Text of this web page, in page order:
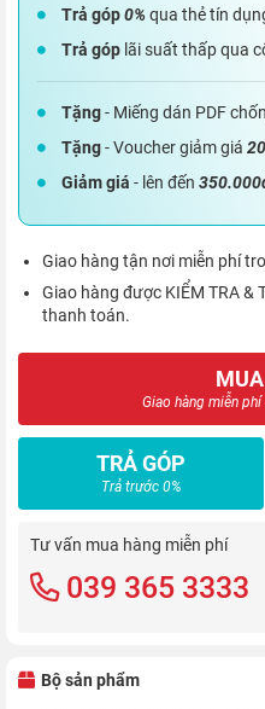
Trả góp0%qua thẻ tín
Trả góp lãi suất thấp qua
Tặng- Miếng dán PDF
Tặng- Voucher giảm giá
Giảm giá - lên đến
Giao hàng tận nơi miễn phí
Giao hàng được KIỂM TRA &
thanh toán.
Giao hàng miễn
TRẢ GÓP
Trả trước 0%
Tư vấn mua hàng miễn phí
039 365 3333
Bộ sản phẩm